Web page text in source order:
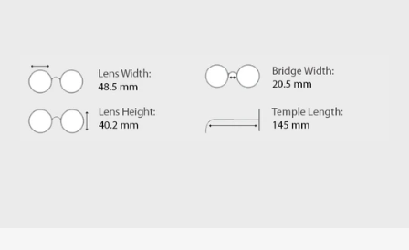
produit
panier